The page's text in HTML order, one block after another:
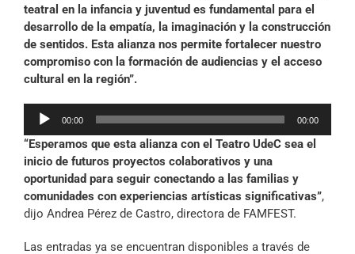
teatral en la infancia y juventud es fundamental para el
desarrollo de la empatía, la imaginación y la construcción
de sentidos. Esta alianza nos permite fortalecer nuestro
compromiso con la formación de audiencias y el acceso
cultural en la región”.
Reproductor
audio
00:00 00:00
“Esperamos que esta alianza con el Teatro UdeC sea el
inicio de futuros proyectos colaborativos y una
oportunidad para seguir conectando a las familias y
comunidades con experiencias artísticas significativas”,
dijo Andrea Pérez de Castro, directora de FAMFEST.
Las entradas ya se encuentran disponibles a través de